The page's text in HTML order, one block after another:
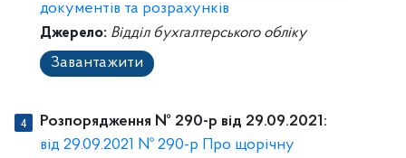
документів та розрахунків
Джерело: Відділ бухгалтерського обліку
Завантажити
Розпорядження № 290-р від 29.09.2021:
від 29.09.2021 № 290-р Про щорічну